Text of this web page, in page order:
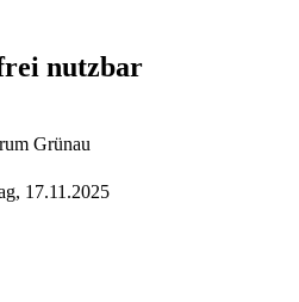
nutzbar
Grünau
17.11.2025